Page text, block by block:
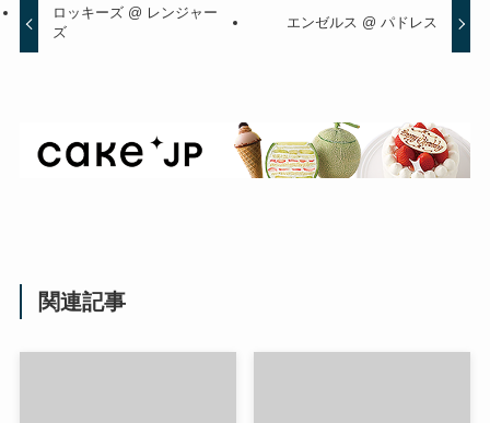
ロッキーズ @ レンジャー
ズ
エンゼルス @ パドレス
関連記事